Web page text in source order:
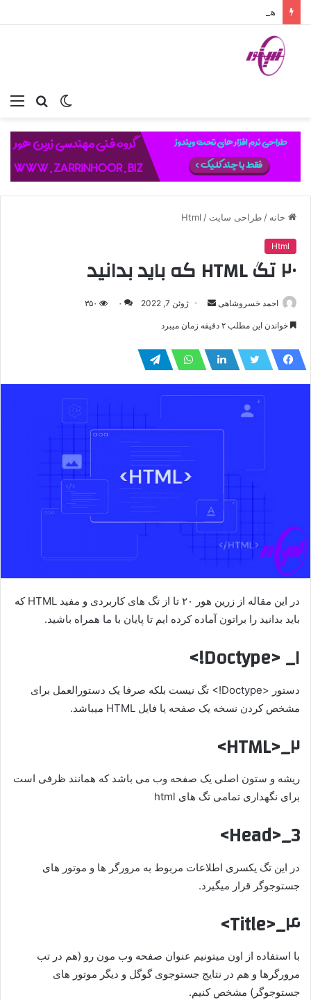
جستجو
تغییر
خانه /طراحی سایت /
Html
Html
۲۰ تگ HTML که باید بدانید
احمد خسروشاهی
ارسالژوئن 7, 2022 ۰ ۳۵۰
خواندن این مطلب ۲ دقیقه زمان میبرد
در این مقاله از زرین هور ۲۰ تا از تگ های کاربردی و مفید HTML که
باید بدانید را براتون آماده کرده ایم تا پایان با ما همراه باشید.
۱_ <Doctype!>
دستور <Doctype!> تگ نیست بلکه صرفا یک دستورالعمل برای
مشخص کردن نسخه یک صفحه یا فایل HTML میباشد.
۲_<HTML>
ریشه و ستون اصلی یک صفحه وب می باشد که همانند ظرفی است
برای نگهداری تمامی تگ های html
3_<Head>
در این تگ یکسری اطلاعات مربوط به مرورگر ها و موتور های
جستوجوگر قرار میگیرد.
۴_<Title>
با استفاده از اون میتونیم عنوان صفحه وب مون رو (هم در تب
مرورگرها و هم در نتایج جستوجوی گوگل و دیگر موتور های
جستوجوگر) مشخص کنیم.